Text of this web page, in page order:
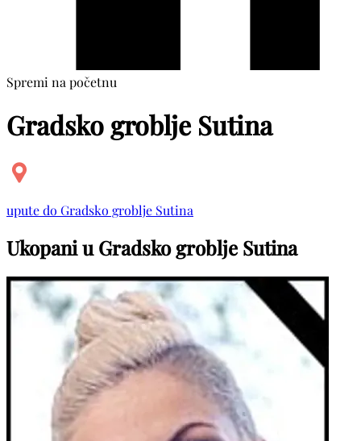
Spremi na početnu
Gradsko groblje Sutina
upute do Gradsko groblje Sutina
Ukopani u Gradsko groblje Sutina